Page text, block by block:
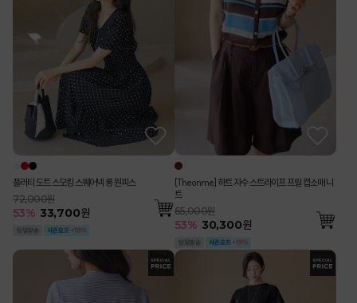
플러티 도트 스모킹 스퀘어넥 롱 원피스
72,000원
53% 33,700원
[Theonme] 하트 자수 스트라이프 프릴 캡소매 니
트
65,000원
53% 30,300원